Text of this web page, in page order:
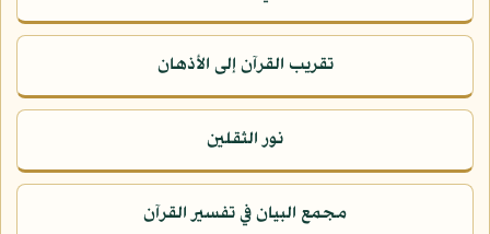
تقريب القرآن إلى الأذهان
نور الثقلين
مجمع البيان في تفسير القرآن